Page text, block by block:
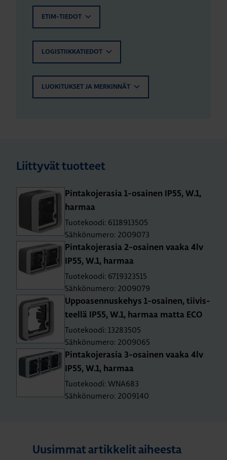
ETIM-TIEDOT
LOGISTIIKKATIEDOT
LUOKITUKSET JA MERKINNÄT
Liittyvät tuotteet
Pin­ta­ko­je­ra­sia 1-osai­nen IP55, W.1,
har­maa
Tuotekoodi: 6118913505
Sähkönumero: 2009073
Pin­ta­ko­je­ra­sia 2-osai­nen vaaka 4lv
IP55, W.1, har­maa
Tuotekoodi: 6719323515
Sähkönumero: 2009079
Up­poa­sen­nus­ke­hys 1-osai­nen, tii­vis­
teel­lä IP55, W.1, har­maa matta ECO
Tuotekoodi: 13283505
Sähkönumero: 2009065
Pin­ta­ko­je­ra­sia 3-osai­nen vaaka 4lv
IP55, W.1, har­maa
Tuotekoodi: WNA683
Sähkönumero: 2009140
Uusimmat artikkelit aiheesta